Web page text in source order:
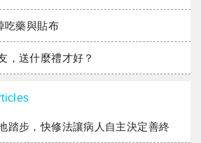
吃藥與貼布
，送什麼禮才好？
踏步，快修法讓病人自主決定善終